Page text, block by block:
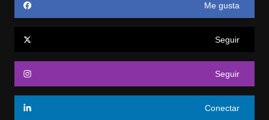
Me gusta
Seguir
Seguir
Conectar